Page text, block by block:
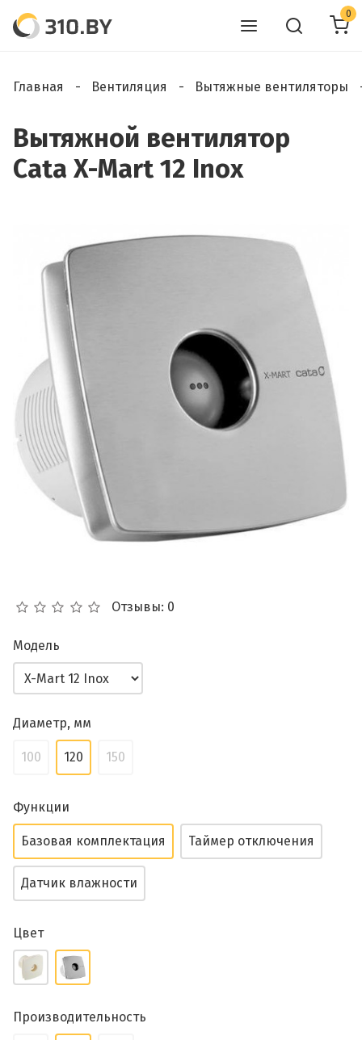
0
Главная Вентиляция Вытяжные вентиляторы
Вытяжной вентилятор
Cata X-Mart 12 Inox
Отзывы: 0
Модель
Диаметр, мм
100 120 150
Функции
Базовая комплектация Таймер отключения
Датчик влажности
Цвет
Производительность